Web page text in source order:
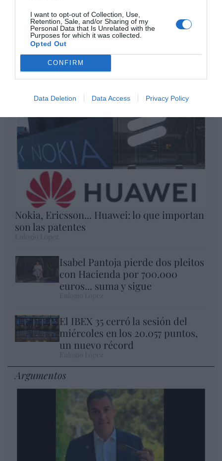
I want to opt-out of Collection, Use,
Retention, Sale, and/or Sharing of my
Personal Data that Is Unrelated with the
Purposes for which it was collected.
Opted Out
CONFIRM
Data Deletion Data Access Privacy Policy
Artículos anteriores
Enormes minucias
por Eulogio López
Nokia, Ericsson... Huawei: lo que importan
son las patentes
Isabel Pantoja pierde dos pleitos
con Hacienda por 700.000
euros... suma y sigue
El IBEX 35 cerró la sesión del
miércoles en los 20.057 puntos,
un nuevo récord
Argumentos